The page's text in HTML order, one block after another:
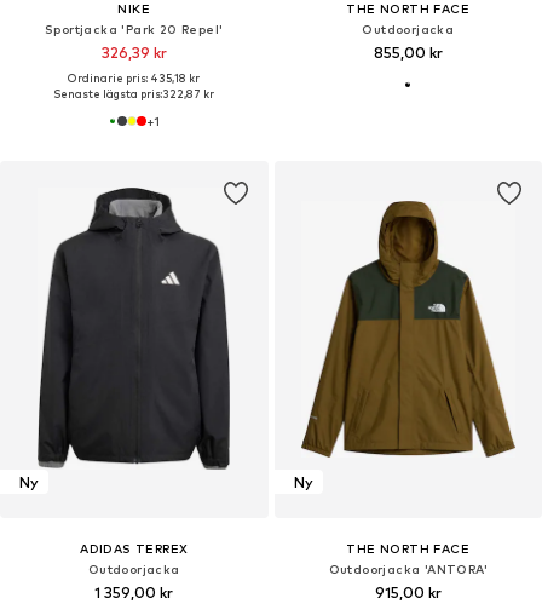
NIKE
Sportjacka 'Park 20 Repel'
326,39 kr
Ordinarie pris: 435,18 kr
Senaste lägsta pris:322,87 kr
+1
THE NORTH FACE
Outdoorjacka
855,00 kr
Ny
ADIDAS TERREX
Outdoorjacka
1 359,00 kr
Ny
THE NORTH FACE
Outdoorjacka 'ANTORA'
915,00 kr